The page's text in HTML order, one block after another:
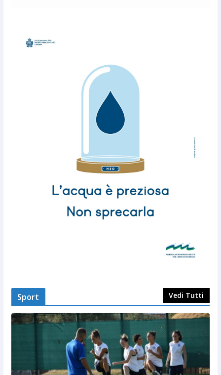
Sport Vedi Tutti